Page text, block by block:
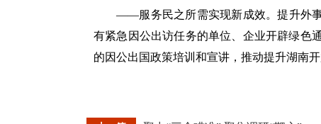
——服务民之所需实现新成效。提升外
有紧急因公出访任务的单位、企业开辟绿色
的因公出国政策培训和宣讲，推动提升湖南开